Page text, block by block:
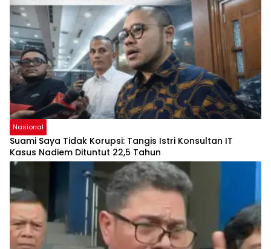
Nasional
Suami Saya Tidak Korupsi: Tangis Istri Konsultan IT
Kasus Nadiem Dituntut 22,5 Tahun